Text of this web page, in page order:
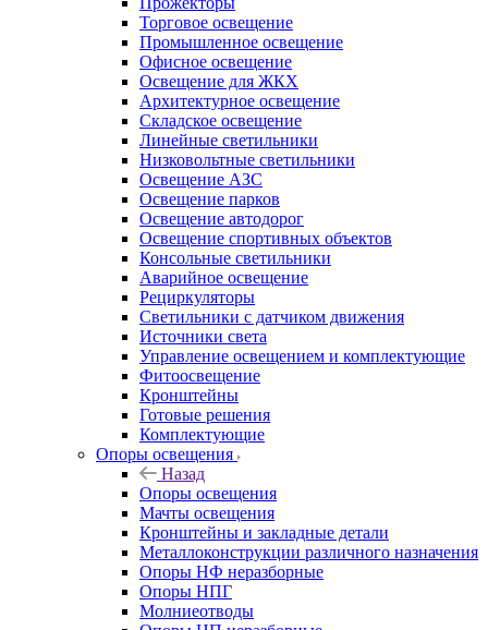
Торговое освещение
Промышленное освещение
Офисное освещение
Освещение для ЖКХ
Архитектурное освещение
Складское освещение
Линейные светильники
Низковольтные светильники
Освещение АЗС
Освещение парков
Освещение автодорог
Освещение спортивных объектов
Консольные светильники
Аварийное освещение
Рециркуляторы
Светильники с датчиком движения
Источники света
Управление освещением и комплектующие
Фитоосвещение
Кронштейны
Готовые решения
Комплектующие
Опоры освещения
Назад
Опоры освещения
Мачты освещения
Кронштейны и закладные детали
Металлоконструкции различного назначения
Опоры НФ неразборные
Опоры НПГ
Молниеотводы